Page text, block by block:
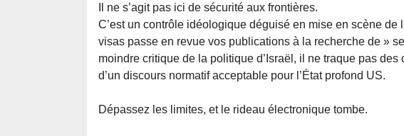
Il ne s’agit pas ici de sécurité aux frontières.
C’est un contrôle idéologique déguisé en mise en scène de
visas passe en revue vos publications à la recherche de »
moindre critique de la politique d’Israël, il ne traque pas
d’un discours normatif acceptable pour l’État profond US.
Dépassez les limites, et le rideau électronique tombe.